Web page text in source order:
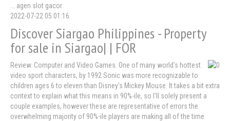
... agen slot gacor
2022-07-22 05:01:16
Discover Siargao Philippines - Property
for sale in Siargao| | FOR
Review. Computer and Video Games. One of many world's hottest
video sport characters, by 1992 Sonic was more recognizable to
children ages 6 to eleven than Disney's Mickey Mouse. It takes a bit extra
context to explain what this means in 90%-ile, so I'll solely present a
couple examples, however these are representative of errors the
overwhelming majority of 90%-ile players are making all of the time